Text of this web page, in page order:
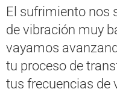
El sufrimiento nos
de vibración muy
vayamos
tu proceso de
tus frecuencias de